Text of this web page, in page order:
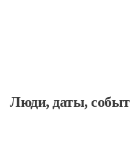
Люди, даты,